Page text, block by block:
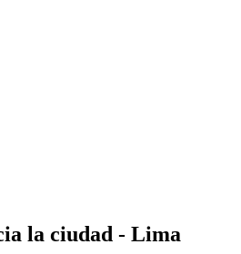
la ciudad - Lima